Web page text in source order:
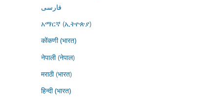
فارسى
አማርኛ (ኢትዮጵያ)
कोंकणी (भारत)
नेपाली (नेपाल)
मराठी (भारत)
हिन्दी (भारत)